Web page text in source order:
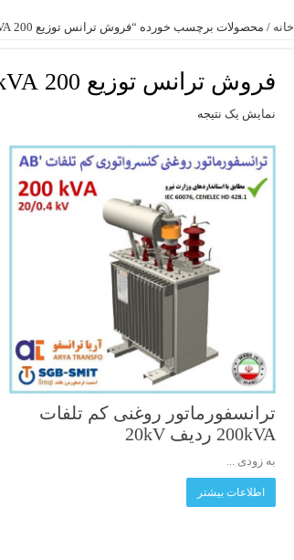
خانه / محصولات برچسب خورده “فروش ترانس توزیع 200 kVA آریا ترانسفو”
فروش ترانس توزیع 200 kVA آریا ترانسفو
نمایش یک نتیجه
ترانسفورماتور روغنی کم تلفات
200kVA ردیف 20kV
به زودی ...
اطلاعات بیشتر